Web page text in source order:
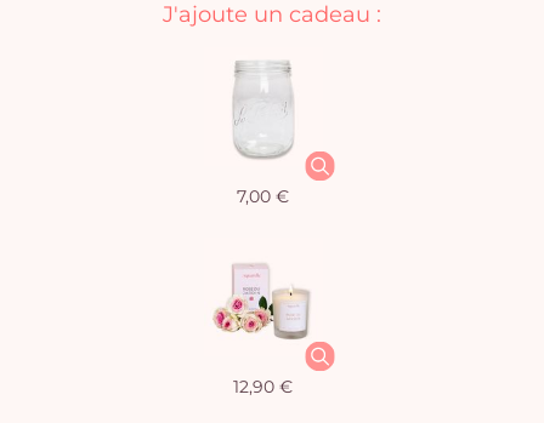
J'ajoute un cadeau :
7,00 €
12,90 €